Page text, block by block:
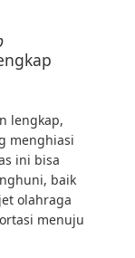
lengkap,
menghiasi
ini bisa
baik
olahraga
menuju